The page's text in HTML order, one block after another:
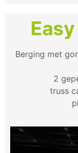
Berging met
2
truss